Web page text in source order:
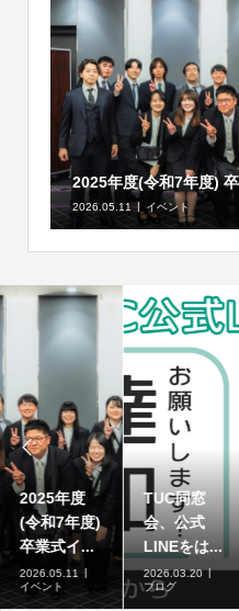
2025年度(令和7年度)
2026.05.11 イベント

2025年度
(令和7年度)
卒業式イ...
2026.05.11
イベント
TUC同窓
会、公式
LINEをは...
2026.03.20
ブログ